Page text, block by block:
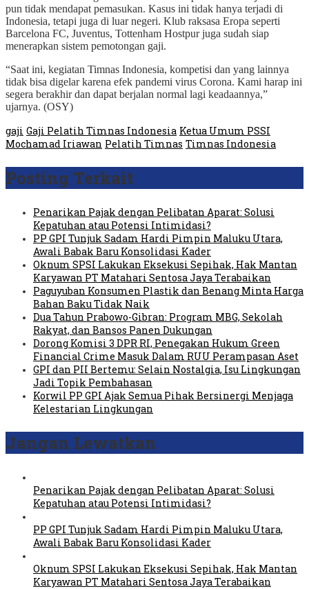
pun tidak mendapat pemasukan. Kasus ini tidak hanya terjadi di
Indonesia, tetapi juga di luar negeri. Klub raksasa Eropa seperti
Barcelona FC, Juventus, Tottenham Hostpur juga sudah siap
menerapkan sistem pemotongan gaji.
“Saat ini, kegiatan Timnas Indonesia, kompetisi dan yang lainnya
tidak bisa digelar karena efek pandemi virus Corona. Kami harap ini
segera berakhir dan dapat berjalan normal lagi keadaannya,”
ujarnya. (OSY)
gaji Gaji Pelatih Timnas Indonesia Ketua Umum PSSI
Mochamad Iriawan Pelatih Timnas Timnas Indonesia
Posting Terkait
Penarikan Pajak dengan Pelibatan Aparat: Solusi
Kepatuhan atau Potensi Intimidasi?
PP GPI Tunjuk Sadam Hardi Pimpin Maluku Utara,
Awali Babak Baru Konsolidasi Kader
Oknum SPSI Lakukan Eksekusi Sepihak, Hak Mantan
Karyawan PT Matahari Sentosa Jaya Terabaikan
Paguyuban Konsumen Plastik dan Benang Minta Harga
Bahan Baku Tidak Naik
Dua Tahun Prabowo-Gibran: Program MBG, Sekolah
Rakyat, dan Bansos Panen Dukungan
Dorong Komisi 3 DPR RI, Penegakan Hukum Green
Financial Crime Masuk Dalam RUU Perampasan Aset
GPI dan PII Bertemu: Selain Nostalgia, Isu Lingkungan
Jadi Topik Pembahasan
Korwil PP GPI Ajak Semua Pihak Bersinergi Menjaga
Kelestarian Lingkungan
Jangan Lewatkan
Penarikan Pajak dengan Pelibatan Aparat: Solusi
Kepatuhan atau Potensi Intimidasi?
PP GPI Tunjuk Sadam Hardi Pimpin Maluku Utara,
Awali Babak Baru Konsolidasi Kader
Oknum SPSI Lakukan Eksekusi Sepihak, Hak Mantan
Karyawan PT Matahari Sentosa Jaya Terabaikan